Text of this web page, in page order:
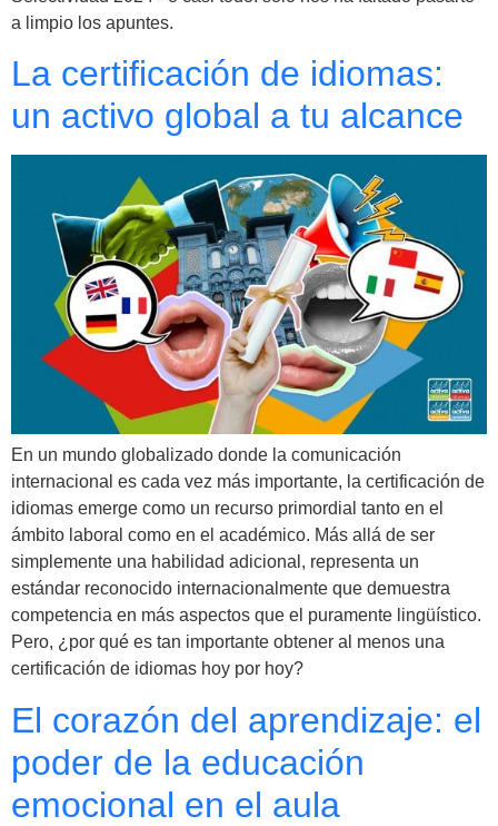
a limpio los apuntes.
La certificación de idiomas:
un activo global a tu alcance
En un mundo globalizado donde la comunicación
internacional es cada vez más importante, la certificación de
idiomas emerge como un recurso primordial tanto en el
ámbito laboral como en el académico. Más allá de ser
simplemente una habilidad adicional, representa un
estándar reconocido internacionalmente que demuestra
competencia en más aspectos que el puramente lingüístico.
Pero, ¿por qué es tan importante obtener al menos una
certificación de idiomas hoy por hoy?
El corazón del aprendizaje: el
poder de la educación
emocional en el aula